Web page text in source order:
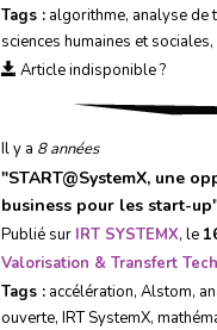
Tags : algorithme, analyse de
sciences humaines et sociales,
Article indisponible ?
Il y a 8 années
"START@SystemX, une
business pour les start-up
Publié sur IRT SYSTEMX, le
Valorisation & Transfert
Tags : accélération, Alstom,
ouverte, IRT SystemX,